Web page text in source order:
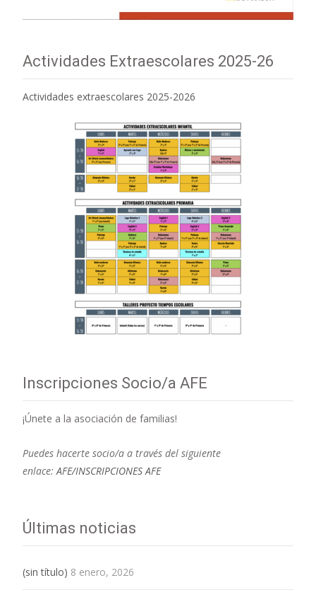
Actividades Extraescolares 2025-26
Actividades extraescolares 2025-2026
Inscripciones Socio/a AFE
¡Únete a la asociación de familias!
Puedes hacerte socio/a a través del siguiente
enlace:AFE/INSCRIPCIONES AFE
Últimas noticias
(sin título) 8 enero, 2026